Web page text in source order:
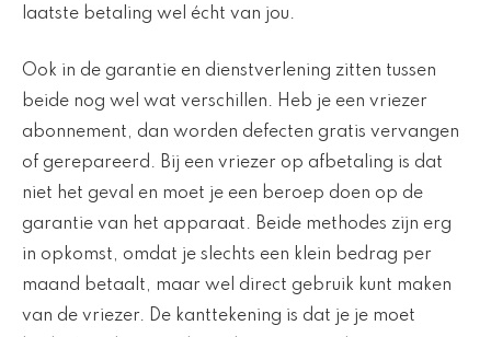
laatste betaling wel écht van jou.
Ook in de garantie en dienstverlening zitten tussen
beide nog wel wat verschillen. Heb je een vriezer
abonnement, dan worden defecten gratis vervangen
of gerepareerd. Bij een vriezer op afbetaling is dat
niet het geval en moet je een beroep doen op de
garantie van het apparaat. Beide methodes zijn erg
in opkomst, omdat je slechts een klein bedrag per
maand betaalt, maar wel direct gebruik kunt maken
van de vriezer. De kanttekening is dat je je moet